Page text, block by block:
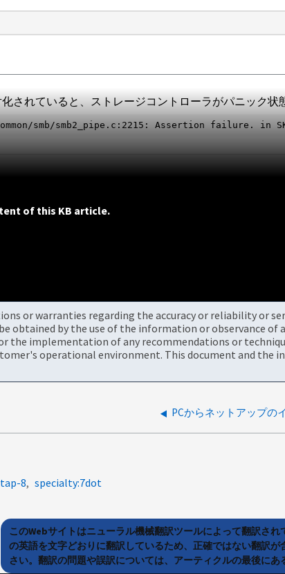
されていると、ストレージコントローラがパニック状
smb/smb2_pipe.c:2215: Assertion failure. in
of this KB article.
or warranties regarding the accuracy or reliability or
obtained by the use of the information or observance
the implementation of any recommendations or
operational environment. This document and the
8 specialty:7dot
このWebサイトはニューラル機械翻訳ツールによって翻訳さ
の英語を文字どおりに翻訳しているため、正確ではない翻訳
さい。翻訳の問題や誤訳については、アーティクルの最後に